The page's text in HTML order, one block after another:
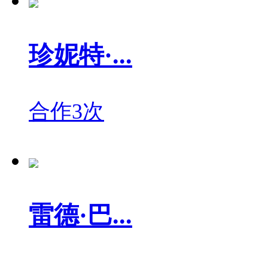
珍妮特·...
合作3次
雷德·巴...